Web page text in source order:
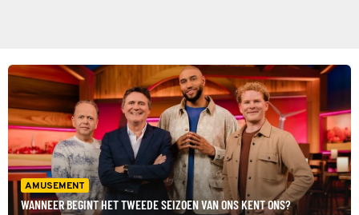
AMUSEMENT
WANNEER BEGINT HET TWEEDE SEIZOEN VAN ONS KENT ONS?